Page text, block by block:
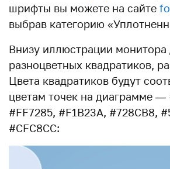
шрифты вы можете на сайте
выбрав категорию
Внизу иллюстрации монитора
разноцветных квадратиков,
Цвета квадратиков будут
цветам точек на диаграмме —
#FF7285, #F1B23A, #728CB8,
#CFC8CC: